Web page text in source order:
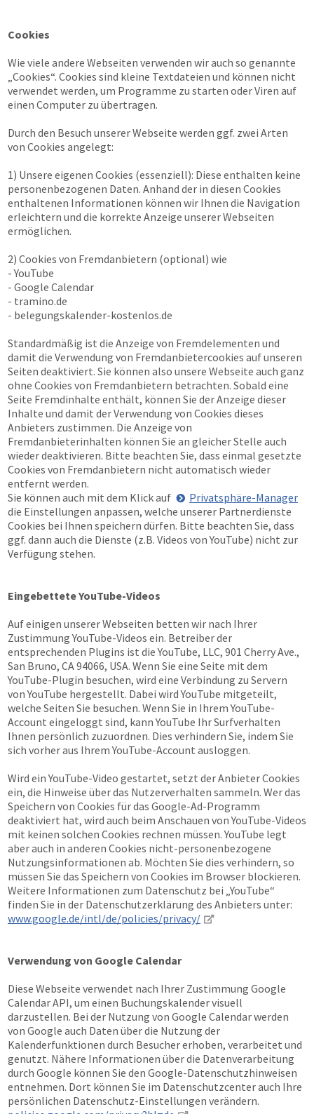
Cookies
Wie viele andere Webseiten verwenden wir auch so genannte
„Cookies“. Cookies sind kleine Textdateien und können nicht
verwendet werden, um Programme zu starten oder Viren auf
einen Computer zu übertragen.
Durch den Besuch unserer Webseite werden ggf. zwei Arten
von Cookies angelegt:
1) Unsere eigenen Cookies (essenziell): Diese enthalten keine
personenbezogenen Daten. Anhand der in diesen Cookies
enthaltenen Informationen können wir Ihnen die Navigation
erleichtern und die korrekte Anzeige unserer Webseiten
ermöglichen.
2) Cookies von Fremdanbietern (optional) wie
- YouTube
- Google Calendar
- tramino.de
- belegungskalender-kostenlos.de
Standardmäßig ist die Anzeige von Fremdelementen und
damit die Verwendung von Fremdanbietercookies auf unseren
Seiten deaktiviert. Sie können also unsere Webseite auch ganz
ohne Cookies von Fremdanbietern betrachten. Sobald eine
Seite Fremdinhalte enthält, können Sie der Anzeige dieser
Inhalte und damit der Verwendung von Cookies dieses
Anbieters zustimmen. Die Anzeige von
Fremdanbieterinhalten können Sie an gleicher Stelle auch
wieder deaktivieren. Bitte beachten Sie, dass einmal gesetzte
Cookies von Fremdanbietern nicht automatisch wieder
entfernt werden.
Sie können auch mit dem Klick auf
Privatsphäre-Manager
die Einstellungen anpassen, welche unserer Partnerdienste
Cookies bei Ihnen speichern dürfen. Bitte beachten Sie, dass
ggf. dann auch die Dienste (z.B. Videos von YouTube) nicht zur
Verfügung stehen.
Eingebettete YouTube-Videos
Auf einigen unserer Webseiten betten wir nach Ihrer
Zustimmung YouTube-Videos ein. Betreiber der
entsprechenden Plugins ist die YouTube, LLC, 901 Cherry Ave.,
San Bruno, CA 94066, USA. Wenn Sie eine Seite mit dem
YouTube-Plugin besuchen, wird eine Verbindung zu Servern
von YouTube hergestellt. Dabei wird YouTube mitgeteilt,
welche Seiten Sie besuchen. Wenn Sie in Ihrem YouTube-
Account eingeloggt sind, kann YouTube Ihr Surfverhalten
Ihnen persönlich zuzuordnen. Dies verhindern Sie, indem Sie
sich vorher aus Ihrem YouTube-Account ausloggen.
Wird ein YouTube-Video gestartet, setzt der Anbieter Cookies
ein, die Hinweise über das Nutzerverhalten sammeln. Wer das
Speichern von Cookies für das Google-Ad-Programm
deaktiviert hat, wird auch beim Anschauen von YouTube-Videos
mit keinen solchen Cookies rechnen müssen. YouTube legt
aber auch in anderen Cookies nicht-personenbezogene
Nutzungsinformationen ab. Möchten Sie dies verhindern, so
müssen Sie das Speichern von Cookies im Browser blockieren.
Weitere Informationen zum Datenschutz bei „YouTube“
finden Sie in der Datenschutzerklärung des Anbieters unter:
www.google.de/intl/de/policies/privacy/
Verwendung von Google Calendar
Diese Webseite verwendet nach Ihrer Zustimmung Google
Calendar API, um einen Buchungskalender visuell
darzustellen. Bei der Nutzung von Google Calendar werden
von Google auch Daten über die Nutzung der
Kalenderfunktionen durch Besucher erhoben, verarbeitet und
genutzt. Nähere Informationen über die Datenverarbeitung
durch Google können Sie den Google-Datenschutzhinweisen
entnehmen. Dort können Sie im Datenschutzcenter auch Ihre
persönlichen Datenschutz-Einstellungen verändern.